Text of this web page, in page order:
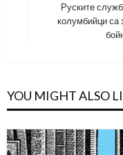
Next
Руските
колумбийци са
YOU MIGHT ALSO